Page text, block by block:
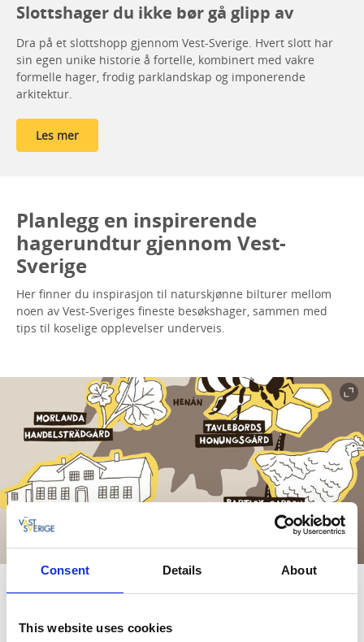
Consent Details About
This website uses cookies
Slottshager du ikke bør gå glipp av
Dra på et slottshopp gjennom Vest-Sverige. Hvert slott har
sin egen unike historie å fortelle, kombinert med vakre
formelle hager, frodig parklandskap og imponerende
arkitektur.
Les mer
Planlegg en inspirerende
hagerundtur gjennom Vest-
Sverige
Her finner du inspirasjon til naturskjønne bilturer mellom
noen av Vest-Sveriges fineste besøkshager, sammen med
tips til koselige opplevelser underveis.
Biltur til hager i Bohuslän
Underveis oppdager du lokale smaker, gårdskafeer, koselige